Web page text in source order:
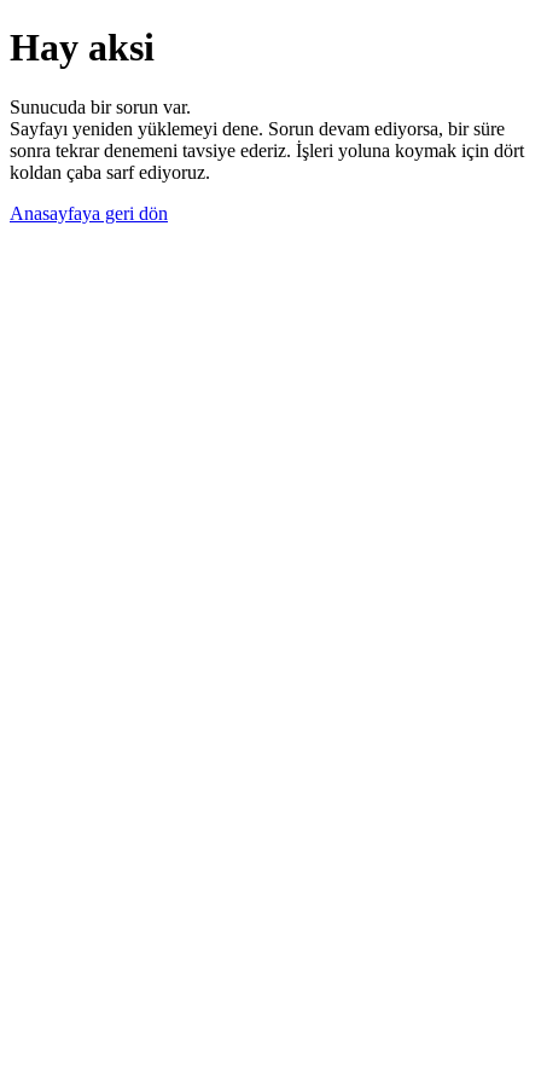
Hay aksi
Sunucuda bir sorun var.
Sayfayı yeniden yüklemeyi dene. Sorun devam ediyorsa, bir süre
sonra tekrar denemeni tavsiye ederiz. İşleri yoluna koymak için dört
koldan çaba sarf ediyoruz.
Anasayfaya geri dön